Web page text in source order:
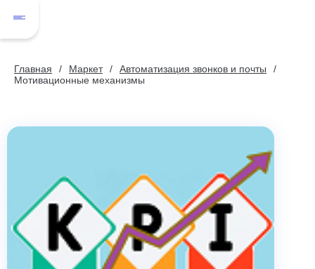
Главная Маркет
Автоматизация звонков и почты
Мотивационные механизмы